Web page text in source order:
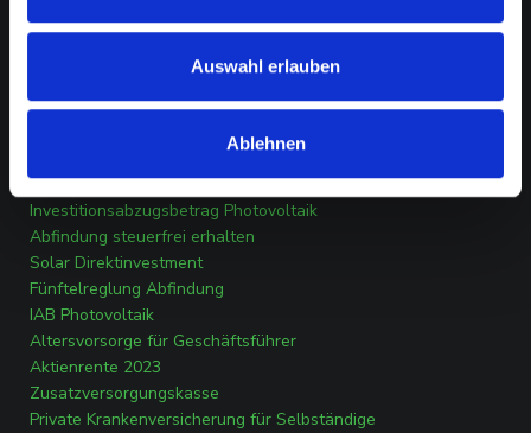
Auswahl erlauben
Ablehnen
Impressum
Erstinformation
RATGEBER
Investitionsabzugsbetrag Photovoltaik
Abfindung steuerfrei erhalten
Solar Direktinvestment
Fünftelreglung Abfindung
IAB Photovoltaik
Altersvorsorge für Geschäftsführer
Aktienrente 2023
Zusatzversorgungskasse
Private Krankenversicherung für Selbständige